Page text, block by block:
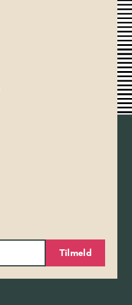
Tilmeld